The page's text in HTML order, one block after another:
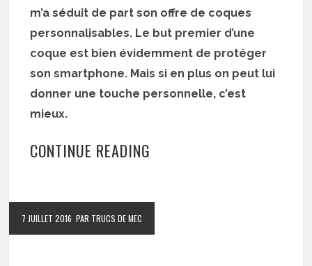
m’a séduit de part son offre de coques
personnalisables. Le but premier d’une
coque est bien évidemment de protéger
son smartphone. Mais si en plus on peut lui
donner une touche personnelle, c’est
mieux.
CONTINUE READING
7 JUILLET 2016 PAR TRUCS DE MEC